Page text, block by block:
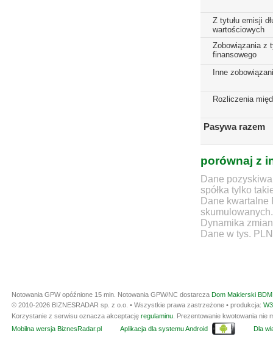
Z tytułu emisji
wartościowych
Zobowiązania z
finansowego
Inne
Rozliczenia
Pasywa razem
porównaj z
Dane
spółka tylko
Dane
skumulowanych.
Dynamika
Dane w tys. PLN
Notowania GPW opóźnione 15 min. Notowania GPW/NC dostarcza Dom Maklerski
© 2010-2026 BIZNESRADAR sp. z o.o. • Wszystkie prawa zastrzeżone • produkcja:
Korzystanie z serwisu oznacza akceptację regulaminu . Prezentowanie kwotowania
Mobilna wersja BiznesRadar.pl
Aplikacja dla systemu Android Dla